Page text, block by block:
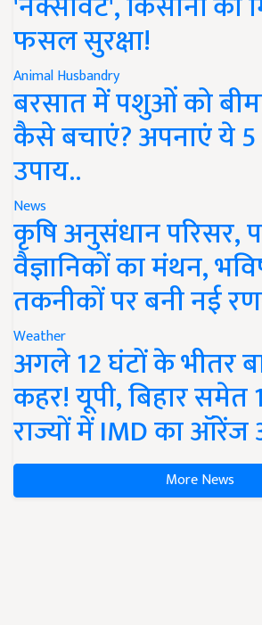
फसल सुरक्षा!
Animal Husbandry
बरसात में पशुओं को
कैसे बचाएं? अपनाएं ये
उपाय..
News
कृषि अनुसंधान परिसर,
वैज्ञानिकों का मंथन,
तकनीकों पर बनी नई
Weather
अगले 12 घंटों के भीतर
कहर! यूपी, बिहार समेत
राज्यों में IMD का ऑरेंज
More News